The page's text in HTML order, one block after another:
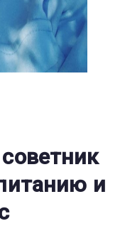
и